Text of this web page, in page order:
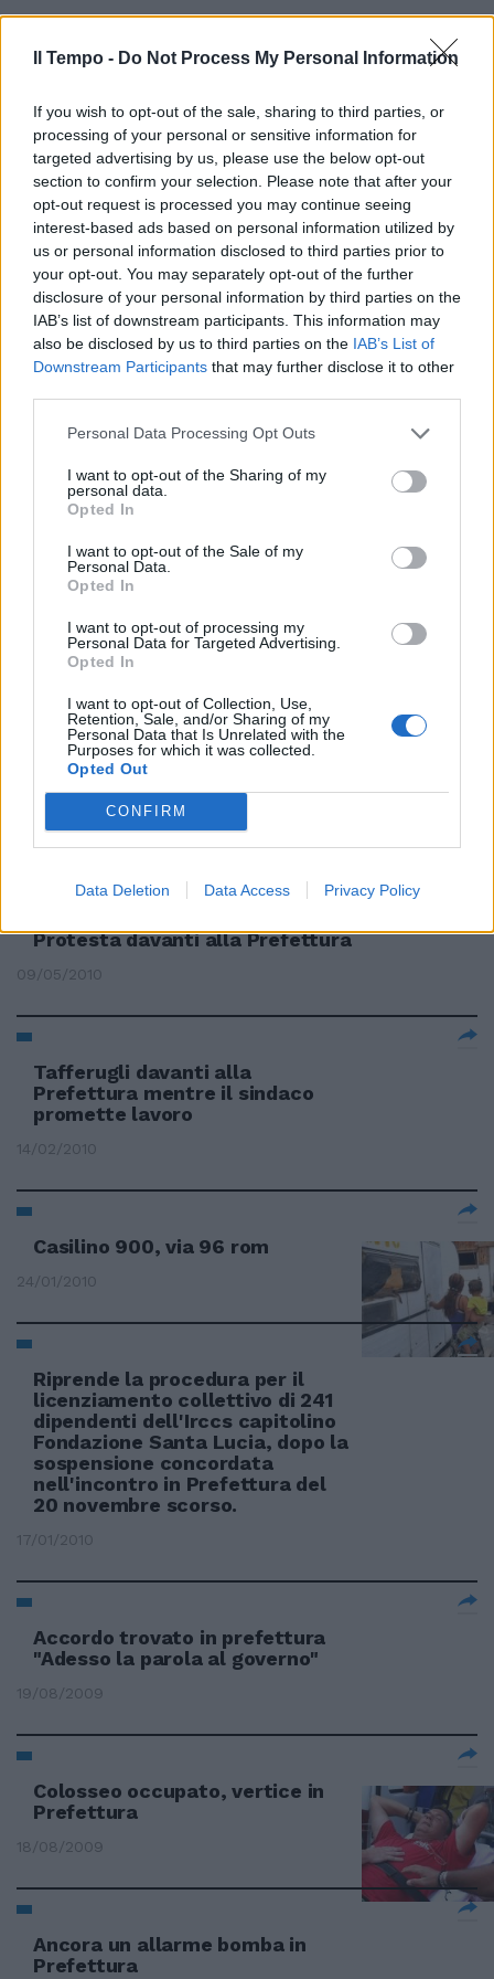
Il Tempo - Do Not Process My Personal Information
If you wish to opt-out of the sale, sharing to third parties, or
processing of your personal or sensitive information for
targeted advertising by us, please use the below opt-out
section to confirm your selection. Please note that after your
opt-out request is processed you may continue seeing
interest-based ads based on personal information utilized by
us or personal information disclosed to third parties prior to
your opt-out. You may separately opt-out of the further
disclosure of your personal information by third parties on the
IAB’s list of downstream participants. This information may
also be disclosed by us to third parties on the IAB’s List of
Downstream Participants that may further disclose it to other
Personal Data Processing Opt Outs
I want to opt-out of the Sharing of my
personal data.
Opted In
I want to opt-out of the Sale of my
Personal Data.
Opted In
I want to opt-out of processing my
Personal Data for Targeted Advertising.
Opted In
I want to opt-out of Collection, Use,
Retention, Sale, and/or Sharing of my
Personal Data that Is Unrelated with the
Purposes for which it was collected.
Opted Out
CONFIRM
Data Deletion Data Access Privacy Policy
Vertice in Prefettura Indagini:
spaccio 5C'è una lotta tra
piccole bande locali per
l'egemonia dello spaccio di
droga, diatribe in atto tra
pregiudicati di «scarso profilo
criminale» tra Tuscolano, Casili
05/06/2011
Maurizio Ayò Definito dopo una
serie di esercitazioni anche con
il supporto della Prefettura il
Carpineto Papa Benedetto XVI,
al pontificato di Papa Giocchino
Pecci.
Subito vertice in Prefettura
sugli abusivi
prefettura
Protesta davanti alla Prefettura
09/05/2010
Tafferugli davanti alla
Prefettura mentre il sindaco
promette lavoro
14/02/2010
Casilino 900, via 96 rom
24/01/2010
Riprende la procedura per il
licenziamento collettivo di 241
dipendenti dell'Irccs capitolino
Fondazione Santa Lucia, dopo la
sospensione concordata
nell'incontro in Prefettura del
20 novembre scorso.
17/01/2010
Accordo trovato in prefettura
"Adesso la parola al governo"
19/08/2009
Colosseo occupato, vertice in
Prefettura
18/08/2009
Ancora un allarme bomba in
Prefettura